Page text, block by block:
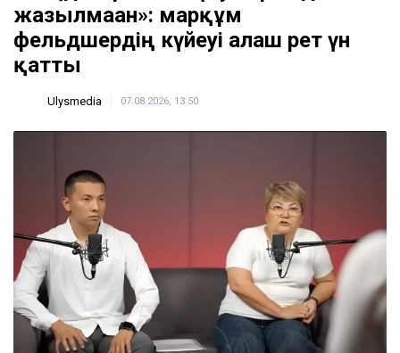
жазылмаған»: марқұм
фельдшердің күйеуі алғаш рет үн
қатты
Ulysmedia 07.08.2026, 13:50